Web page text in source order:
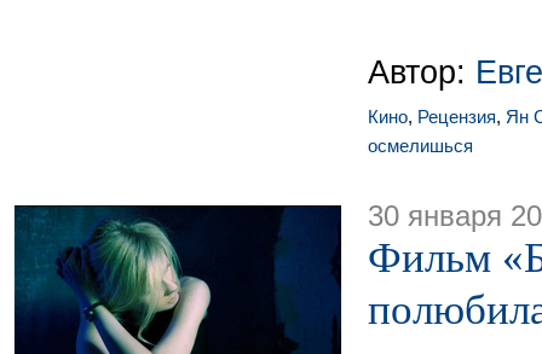
Автор:
Кино, Рецензия, Ян
осмелишься
30 января
Фильм